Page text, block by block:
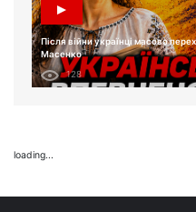
Після війни українці масово
Масенко
128
loading...